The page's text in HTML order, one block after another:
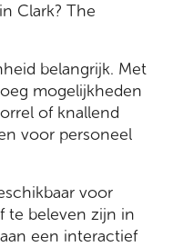
Clark? The
belangrijk. Met
mogelijkheden
of knallend
voor personeel
voor
te beleven zijn in
een interactief